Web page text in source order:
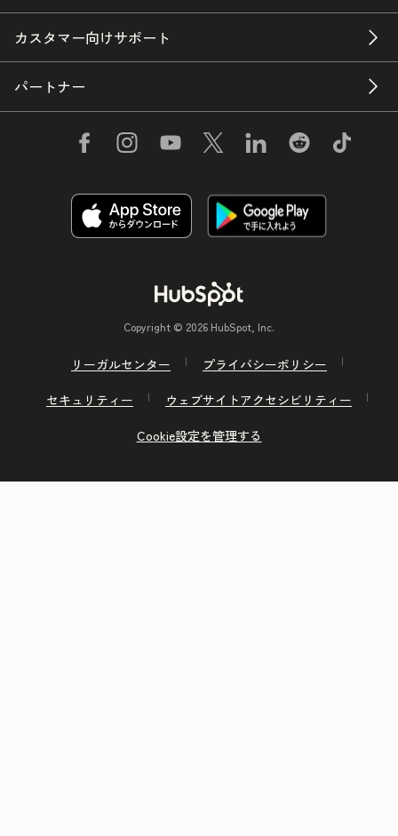
カスタマー向けサポート
パートナー
Copyright © 2026 HubSpot, Inc.
リーガルセンター
プライバシーポリシー
セキュリティー
ウェブサイトアクセシビリティー
Cookie設定を管理する